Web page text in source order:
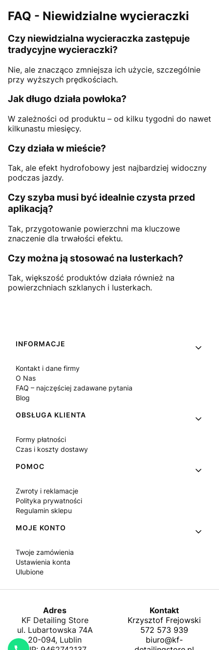
FAQ - Niewidzialne wycieraczki
Czy niewidzialna wycieraczka zastępuje
tradycyjne wycieraczki?
Nie, ale znacząco zmniejsza ich użycie, szczególnie
przy wyższych prędkościach.
Jak długo działa powłoka?
W zależności od produktu – od kilku tygodni do nawet
kilkunastu miesięcy.
Czy działa w mieście?
Tak, ale efekt hydrofobowy jest najbardziej widoczny
podczas jazdy.
Czy szyba musi być idealnie czysta przed
aplikacją?
Tak, przygotowanie powierzchni ma kluczowe
znaczenie dla trwałości efektu.
Czy można ją stosować na lusterkach?
Tak, większość produktów działa również na
powierzchniach szklanych i lusterkach.
Linki w stopce
INFORMACJE
Kontakt i dane firmy
O Nas
FAQ – najczęściej zadawane pytania
Blog
OBSŁUGA KLIENTA
Formy płatności
Czas i koszty dostawy
POMOC
Zwroty i reklamacje
Polityka prywatności
Regulamin sklepu
MOJE KONTO
Twoje zamówienia
Ustawienia konta
Ulubione
Adres
KF Detailing Store
ul. Lubartowska 74A
20-094, Lublin
Kontakt
Krzysztof Frejowski
572 573 939
biuro@kf-